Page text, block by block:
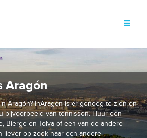
Aragón
Aragón? InAragón is er genoeg te zien en
bijvoorbeeld van tennissen. Huur een
Bierge en Tolva of een van de andere
liever op zoek naar een andere